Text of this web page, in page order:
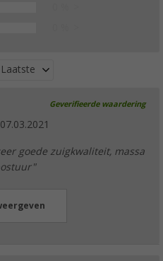
Laatste
Geverifieerde waardering
07.03.2021
goede zuigkwaliteit, massa